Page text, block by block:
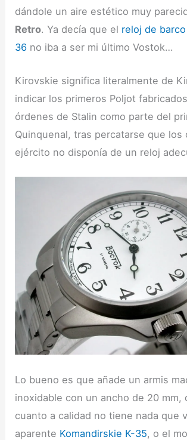
dándole un aire estético muy
Retro. Ya decía que el reloj de
36 no iba a ser mi último Vostok…
Kirovskie significa literalmente de
indicar los primeros Poljot
órdenes de Stalin como parte del
Quinquenal, tras percatarse que los
ejército no disponía de un reloj
Lo bueno es que añade un armis
inoxidable con un ancho de 20 mm,
cuanto a calidad no tiene nada que
aparente Komandirskie K-35, o el